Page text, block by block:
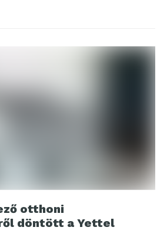
otthoni
döntött a Yettel